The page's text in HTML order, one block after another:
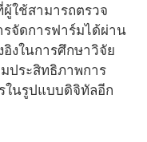
ใช้สามารถตรวจ
จัดการฟาร์มได้ผ่าน
งในการศึกษาวิจัย
ประสิทธิภาพการ
ในรูปแบบดิจิทัลอีก